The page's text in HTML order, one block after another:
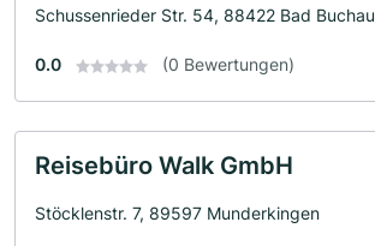
Schussenrieder Str. 54, 88422 Bad Buchau
0.0 (0 Bewertungen)
Reisebüro Walk GmbH
Stöcklenstr. 7, 89597 Munderkingen